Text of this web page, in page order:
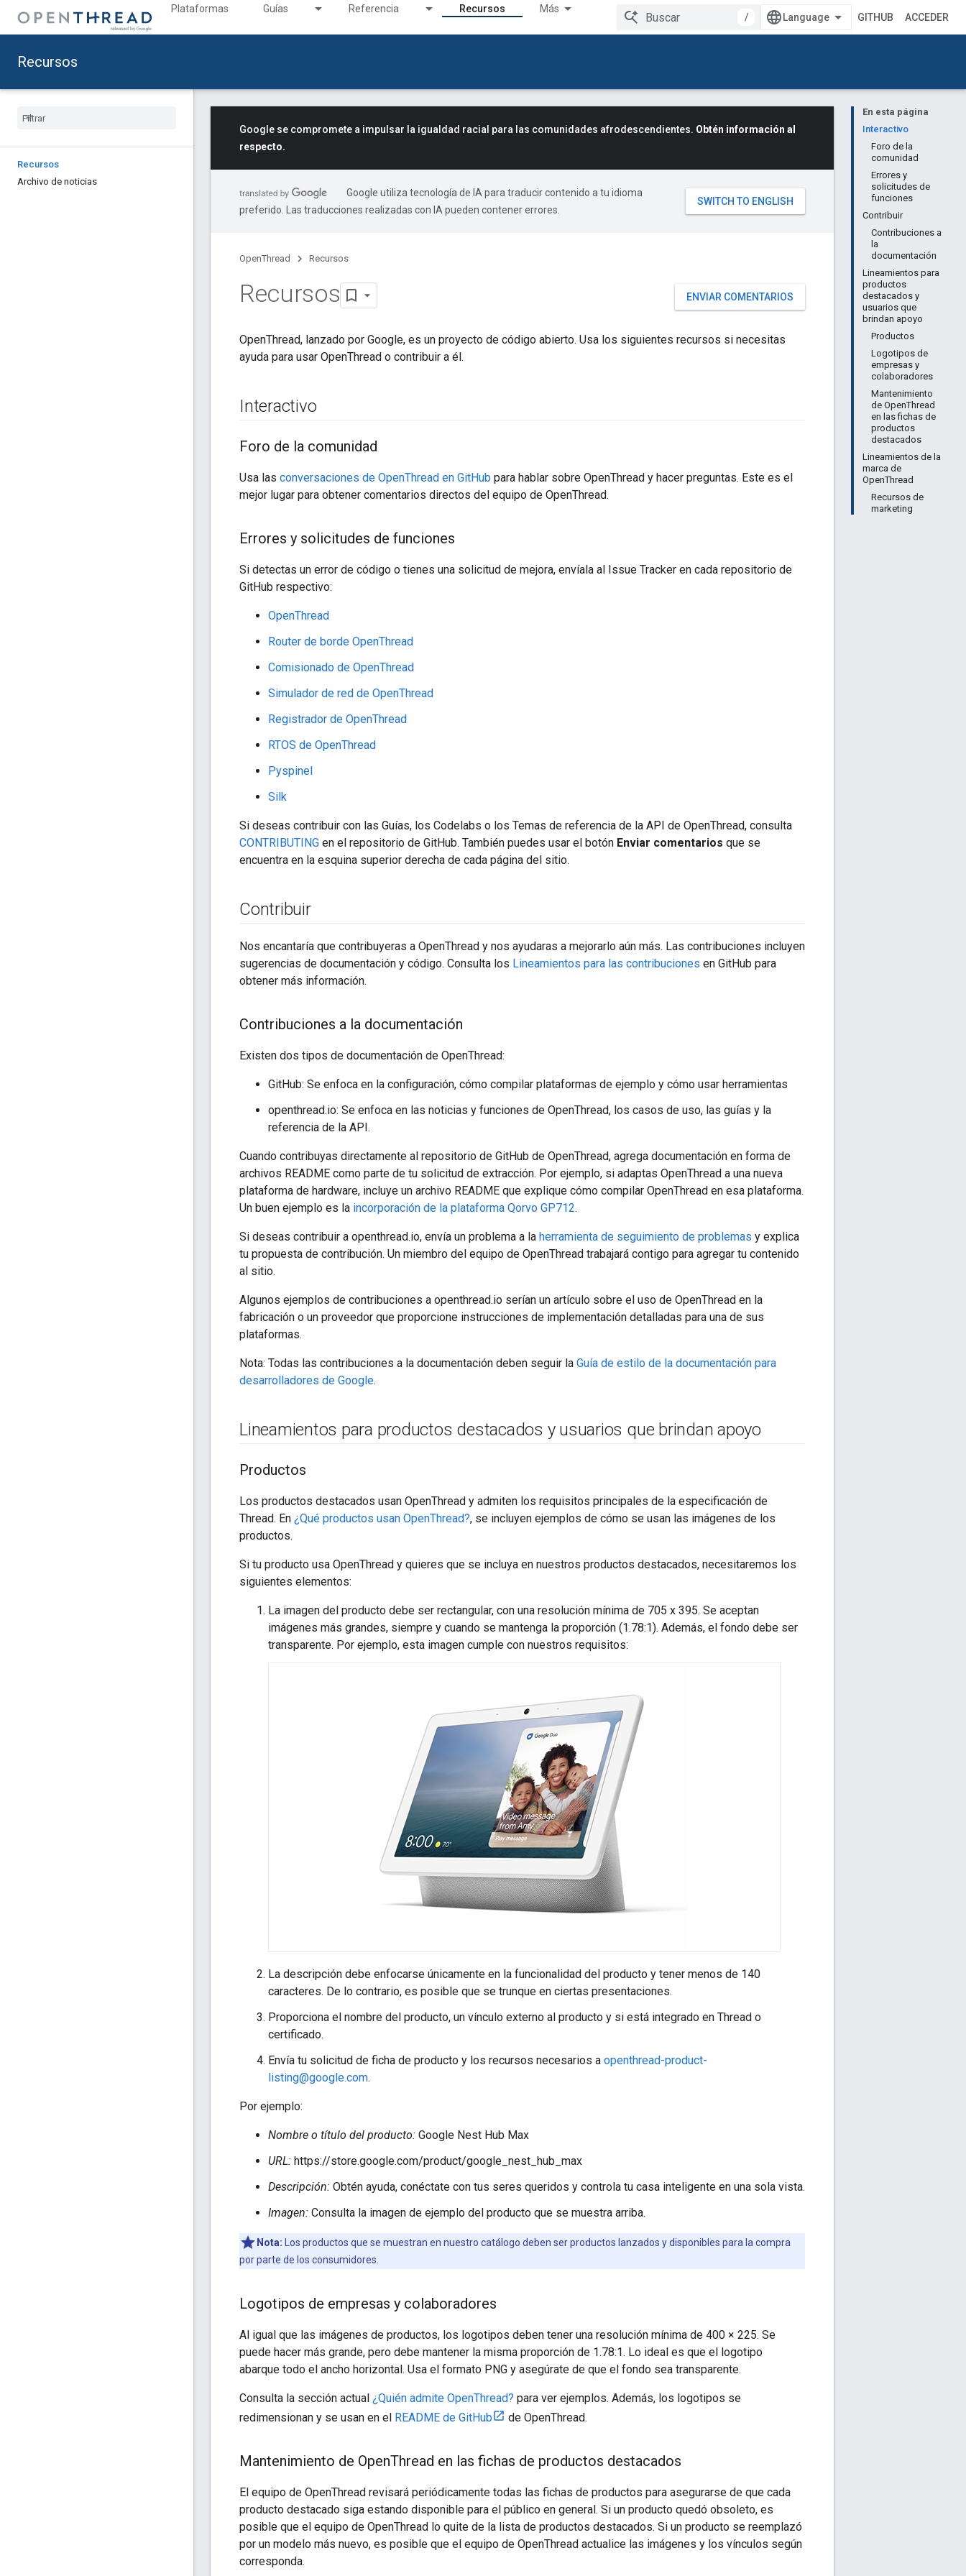
Plataformas Guías Referencia Recursos Más
/ GITHUB ACCEDER
Recursos
Recursos
Archivo de noticias
En esta página
Interactivo
Foro de la
comunidad
Errores y
solicitudes de
funciones
Contribuir
Contribuciones a
la
documentación
Lineamientos para
productos
destacados y
usuarios que
brindan apoyo
Productos
Logotipos de
empresas y
colaboradores
Mantenimiento
de OpenThread
en las fichas de
productos
destacados
Lineamientos de la
marca de
OpenThread
Recursos de
marketing
Google se compromete a impulsar la igualdad racial para las comunidades afrodescendientes. Obtén información al
respecto.
Google utiliza tecnología de IA para traducir contenido a tu idioma
preferido. Las traducciones realizadas con IA pueden contener errores.
OpenThread Recursos
ENVIAR COMENTARIOS
Recursos
OpenThread, lanzado por Google, es un proyecto de código abierto. Usa los siguientes recursos si necesitas
ayuda para usar OpenThread o contribuir a él.
Interactivo
Foro de la comunidad
Usa las conversaciones de OpenThread en GitHub para hablar sobre OpenThread y hacer preguntas. Este es el
mejor lugar para obtener comentarios directos del equipo de OpenThread.
Errores y solicitudes de funciones
Si detectas un error de código o tienes una solicitud de mejora, envíala al Issue Tracker en cada repositorio de
GitHub respectivo:
OpenThread
Router de borde OpenThread
Comisionado de OpenThread
Simulador de red de OpenThread
Registrador de OpenThread
RTOS de OpenThread
Pyspinel
Silk
Si deseas contribuir con las Guías, los Codelabs o los Temas de referencia de la API de OpenThread, consulta
CONTRIBUTING en el repositorio de GitHub. También puedes usar el botón Enviar comentarios que se
encuentra en la esquina superior derecha de cada página del sitio.
Contribuir
Nos encantaría que contribuyeras a OpenThread y nos ayudaras a mejorarlo aún más. Las contribuciones incluyen
sugerencias de documentación y código. Consulta los Lineamientos para las contribuciones en GitHub para
obtener más información.
Contribuciones a la documentación
Existen dos tipos de documentación de OpenThread:
GitHub: Se enfoca en la configuración, cómo compilar plataformas de ejemplo y cómo usar herramientas
openthread.io: Se enfoca en las noticias y funciones de OpenThread, los casos de uso, las guías y la
referencia de la API.
Cuando contribuyas directamente al repositorio de GitHub de OpenThread, agrega documentación en forma de
archivos README como parte de tu solicitud de extracción. Por ejemplo, si adaptas OpenThread a una nueva
plataforma de hardware, incluye un archivo README que explique cómo compilar OpenThread en esa plataforma.
Un buen ejemplo es la incorporación de la plataforma Qorvo GP712.
Si deseas contribuir a openthread.io, envía un problema a la herramienta de seguimiento de problemas y explica
tu propuesta de contribución. Un miembro del equipo de OpenThread trabajará contigo para agregar tu contenido
al sitio.
Algunos ejemplos de contribuciones a openthread.io serían un artículo sobre el uso de OpenThread en la
fabricación o un proveedor que proporcione instrucciones de implementación detalladas para una de sus
plataformas.
Nota: Todas las contribuciones a la documentación deben seguir la Guía de estilo de la documentación para
desarrolladores de Google.
Lineamientos para productos destacados y usuarios que brindan apoyo
Productos
Los productos destacados usan OpenThread y admiten los requisitos principales de la especificación de
Thread. En ¿Qué productos usan OpenThread?, se incluyen ejemplos de cómo se usan las imágenes de los
productos.
Si tu producto usa OpenThread y quieres que se incluya en nuestros productos destacados, necesitaremos los
siguientes elementos:
La imagen del producto debe ser rectangular, con una resolución mínima de 705 x 395. Se aceptan
imágenes más grandes, siempre y cuando se mantenga la proporción (1.78:1). Además, el fondo debe ser
transparente. Por ejemplo, esta imagen cumple con nuestros requisitos:
La descripción debe enfocarse únicamente en la funcionalidad del producto y tener menos de 140
caracteres. De lo contrario, es posible que se trunque en ciertas presentaciones.
Proporciona el nombre del producto, un vínculo externo al producto y si está integrado en Thread o
certificado.
Envía tu solicitud de ficha de producto y los recursos necesarios a openthread-product-
listing@google.com.
Por ejemplo:
Nombre o título del producto: Google Nest Hub Max
URL: https://store.google.com/product/google_nest_hub_max
Descripción: Obtén ayuda, conéctate con tus seres queridos y controla tu casa inteligente en una sola vista.
Imagen: Consulta la imagen de ejemplo del producto que se muestra arriba.
Nota: Los productos que se muestran en nuestro catálogo deben ser productos lanzados y disponibles para la compra
por parte de los consumidores.
Logotipos de empresas y colaboradores
Al igual que las imágenes de productos, los logotipos deben tener una resolución mínima de 400 × 225. Se
puede hacer más grande, pero debe mantener la misma proporción de 1.78:1. Lo ideal es que el logotipo
abarque todo el ancho horizontal. Usa el formato PNG y asegúrate de que el fondo sea transparente.
Consulta la sección actual ¿Quién admite OpenThread? para ver ejemplos. Además, los logotipos se
redimensionan y se usan en el README de GitHub de OpenThread.
Mantenimiento de OpenThread en las fichas de productos destacados
El equipo de OpenThread revisará periódicamente todas las fichas de productos para asegurarse de que cada
producto destacado siga estando disponible para el público en general. Si un producto quedó obsoleto, es
posible que el equipo de OpenThread lo quite de la lista de productos destacados. Si un producto se reemplazó
por un modelo más nuevo, es posible que el equipo de OpenThread actualice las imágenes y los vínculos según
corresponda.